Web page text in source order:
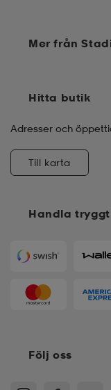
Handla tryggt
Mer från
Hitta butik
Adresser och
Till karta
Följ oss